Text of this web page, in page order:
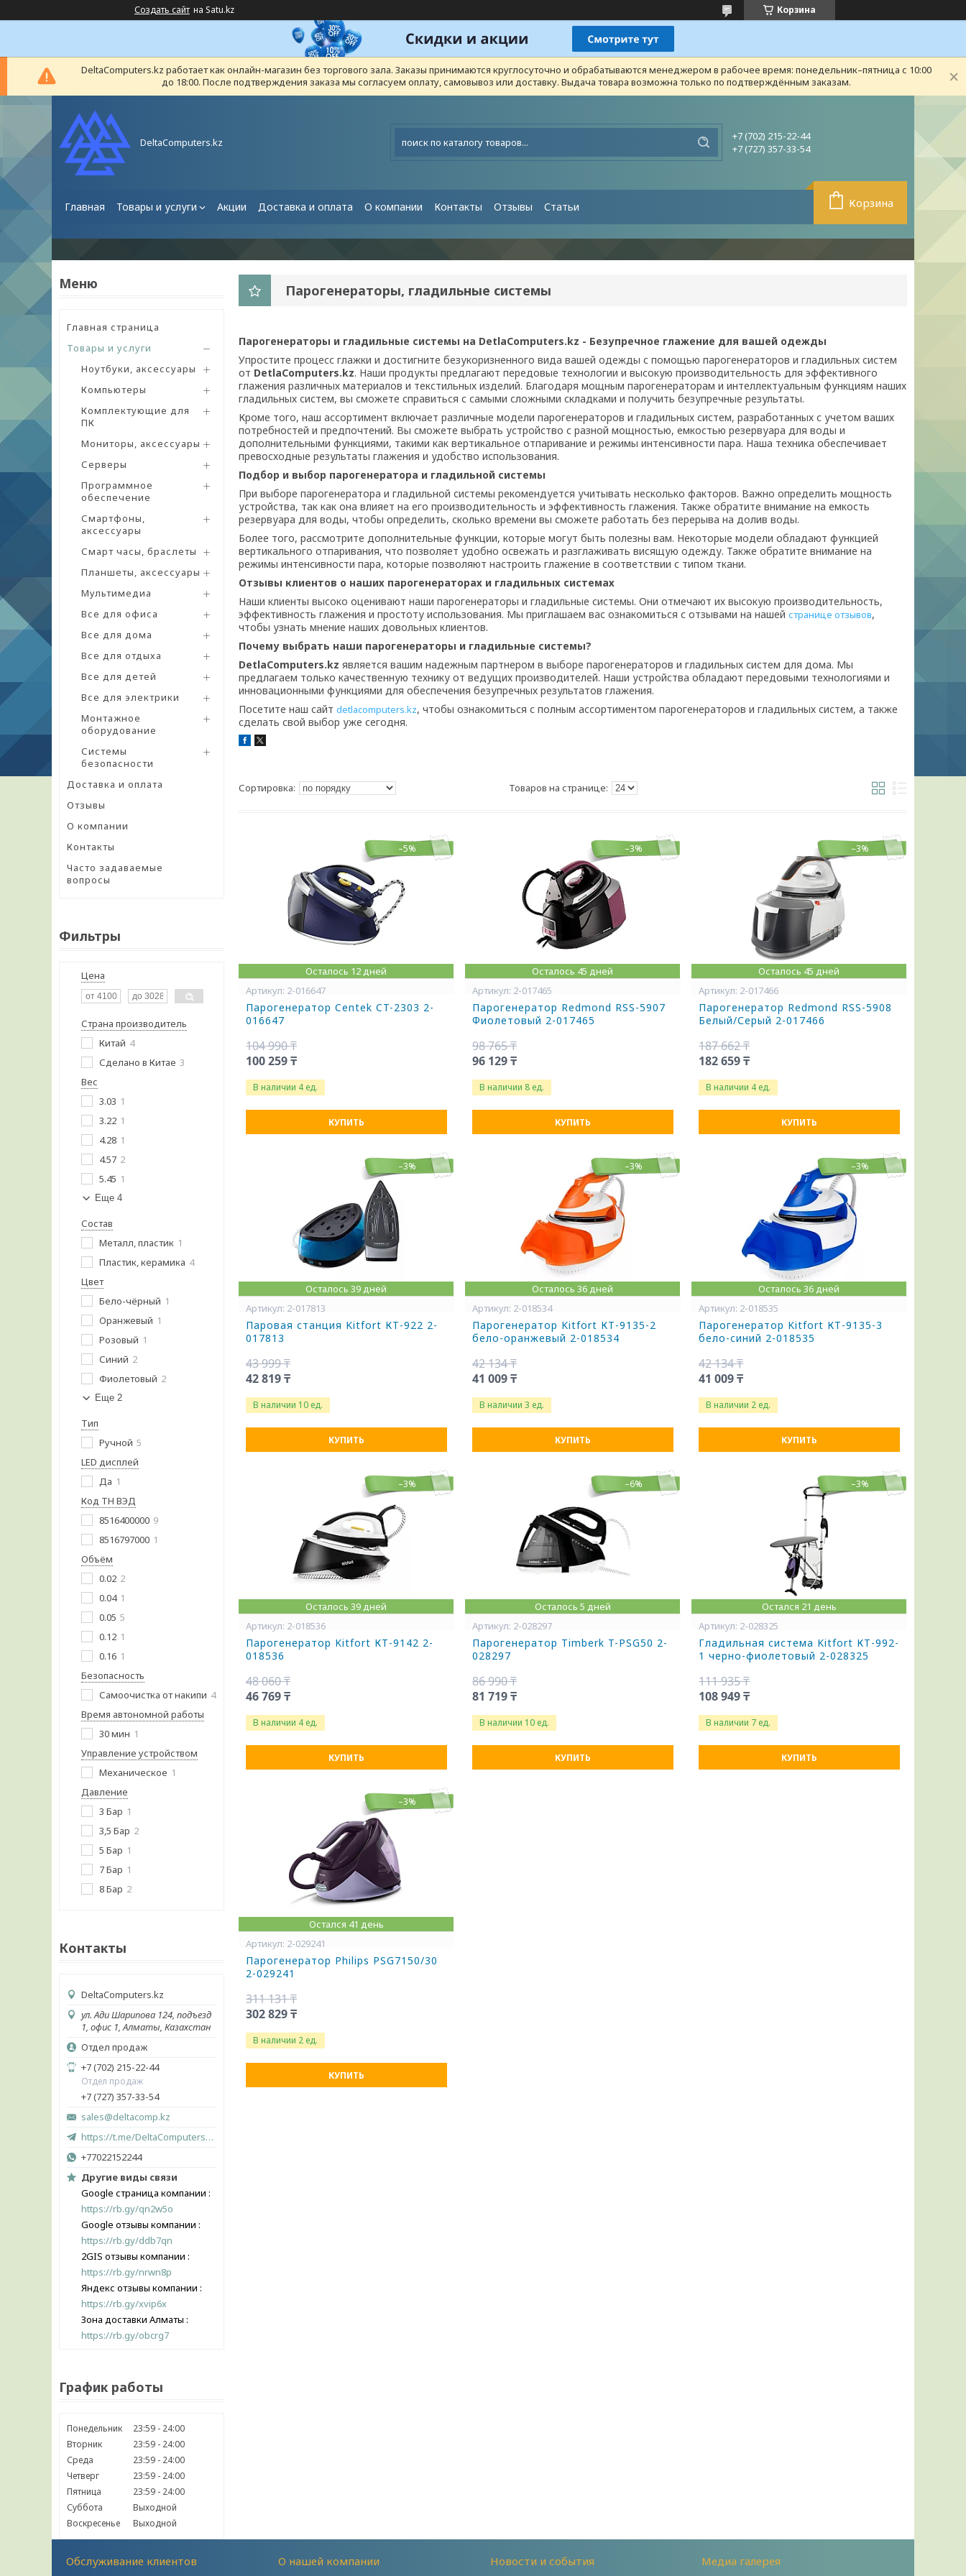
Создать сайт на Satu.kz Корзина
DeltaComputers.kz работает как онлайн-магазин без торгового зала. Заказы принимаются круглосуточно и обрабатываются менеджером в рабочее время: понедельник–пятница с 10:00
до 18:00. После подтверждения заказа мы согласуем оплату, самовывоз или доставку. Выдача товара возможна только по подтверждённым заказам.
DeltaComputers.kz
+7 (702) 215-22-44
+7 (727) 357-33-54
Главная Товары и услуги Акции Доставка и оплата О компании Контакты Отзывы Статьи Корзина
Главная страница
Товары и услуги
Ноутбуки, аксессуары
Компьютеры
Комплектующие для
ПК
Мониторы, аксессуары
Серверы
Программное
обеспечение
Смартфоны,
аксессуары
Смарт часы, браслеты
Планшеты, аксессуары
Мультимедиа
Все для офиса
Все для дома
Все для отдыха
Все для детей
Все для электрики
Монтажное
оборудование
Системы
безопасности
Доставка и оплата
Отзывы
О компании
Контакты
Часто задаваемые
вопросы
Фильтры
Цена
Страна производитель
Китай 4
Сделано в Китае 3
Вес
3.03 1
3.22 1
4.28 1
4.57 2
5.45 1
Еще 4
Состав
Металл, пластик 1
Пластик, керамика 4
Цвет
Бело-чёрный 1
Оранжевый 1
Розовый 1
Синий 2
Фиолетовый 2
Еще 2
Тип
Ручной 5
LED дисплей
Да 1
Код ТН ВЭД
8516400000 9
8516797000 1
Объём
0.02 2
0.04 1
0.05 5
0.12 1
0.16 1
Безопасность
Самоочистка от накипи 4
Время автономной работы
30 мин 1
Управление устройством
Механическое 1
Давление
3 Бар 1
3,5 Бар 2
5 Бар 1
7 Бар 1
8 Бар 2
Контакты
DeltaComputers.kz
ул. Ади Шарипова 124, подъезд
1, офис 1, Алматы, Казахстан
Отдел продаж
+7 (702) 215-22-44
Отдел продаж
+7 (727) 357-33-54
sales@deltacomp.kz
https://t.me/DeltaComputers_kz
+77022152244
Другие виды связи
Google страница компании
https://rb.gy/qn2w5o
Google отзывы компании
https://rb.gy/ddb7qn
2GIS отзывы компании
https://rb.gy/nrwn8p
Яндекс отзывы компании
https://rb.gy/xvip6x
Зона доставки Алматы
https://rb.gy/obcrg7
График работы
Понедельник 23:59
24:00
Вторник
23:59
24:00
Среда
23:59
24:00
Четверг
23:59
24:00
Пятница
23:59
24:00
Суббота
Выходной
Воскресенье
Выходной
Парогенераторы, гладильные системы
Парогенераторы и гладильные системы на DetlaComputers.kz - Безупречное глажение для вашей одежды
Упростите процесс глажки и достигните безукоризненного вида вашей одежды с помощью парогенераторов и гладильных систем
от DetlaComputers.kz. Наши продукты предлагают передовые технологии и высокую производительность для эффективного
глажения различных материалов и текстильных изделий. Благодаря мощным парогенераторам и интеллектуальным функциям наших
гладильных систем, вы сможете справиться с самыми сложными складками и получить безупречные результаты.
Кроме того, наш ассортимент включает различные модели парогенераторов и гладильных систем, разработанных с учетом ваших
потребностей и предпочтений. Вы сможете выбрать устройство с разной мощностью, емкостью резервуара для воды и
дополнительными функциями, такими как вертикальное отпаривание и режимы интенсивности пара. Наша техника обеспечивает
превосходные результаты глажения и удобство использования.
Подбор и выбор парогенератора и гладильной системы
При выборе парогенератора и гладильной системы рекомендуется учитывать несколько факторов. Важно определить мощность
устройства, так как она влияет на его производительность и эффективность глажения. Также обратите внимание на емкость
резервуара для воды, чтобы определить, сколько времени вы сможете работать без перерыва на долив воды.
Более того, рассмотрите дополнительные функции, которые могут быть полезны вам. Некоторые модели обладают функцией
вертикального отпаривания, что позволяет удобно освежать и разглаживать висящую одежду. Также обратите внимание на
режимы интенсивности пара, которые позволяют настроить глажение в соответствии с типом ткани.
Отзывы клиентов о наших парогенераторах и гладильных системах
Наши клиенты высоко оценивают наши парогенераторы и гладильные системы. Они отмечают их высокую производительность,
эффективность глажения и простоту использования. Мы приглашаем вас ознакомиться с отзывами на нашей странице отзывов,
чтобы узнать мнение наших довольных клиентов.
Почему выбрать наши парогенераторы и гладильные системы?
DetlaComputers.kz является вашим надежным партнером в выборе парогенераторов и гладильных систем для дома. Мы
предлагаем только качественную технику от ведущих производителей. Наши устройства обладают передовыми технологиями и
инновационными функциями для обеспечения безупречных результатов глажения.
Посетите наш сайт detlacomputers.kz, чтобы ознакомиться с полным ассортиментом парогенераторов и гладильных систем, а также
сделать свой выбор уже сегодня.
–5%
Осталось 12 дней
2-016647
Парогенератор Centek CT-2303 2-
016647
104 990 ₸
100 259 ₸
В наличии 4 ед.
КУПИТЬ
–3%
Осталось 45 дней
2-017465
Парогенератор Redmond RSS-5907
Фиолетовый 2-017465
98 765 ₸
96 129 ₸
В наличии 8 ед.
КУПИТЬ
–3%
Осталось 45 дней
2-017466
Парогенератор Redmond RSS-5908
Белый/Серый 2-017466
187 662 ₸
182 659 ₸
В наличии 4 ед.
КУПИТЬ
–3%
Осталось 39 дней
2-017813
Паровая станция Kitfort КТ-922 2-
017813
43 999 ₸
42 819 ₸
В наличии 10 ед.
КУПИТЬ
–3%
Осталось 36 дней
2-018534
Парогенератор Kitfort КТ-9135-2
бело-оранжевый 2-018534
42 134 ₸
41 009 ₸
В наличии 3 ед.
КУПИТЬ
–3%
Осталось 36 дней
2-018535
Парогенератор Kitfort КТ-9135-3
бело-синий 2-018535
42 134 ₸
41 009 ₸
В наличии 2 ед.
КУПИТЬ
–3%
Осталось 39 дней
2-018536
Парогенератор Kitfort КТ-9142 2-
018536
48 060 ₸
46 769 ₸
В наличии 4 ед.
КУПИТЬ
–6%
Осталось 5 дней
2-028297
Парогенератор Timberk T-PSG50 2-
028297
86 990 ₸
81 719 ₸
В наличии 10 ед.
КУПИТЬ
–3%
Остался 21 день
2-028325
Гладильная система Kitfort КТ-992-
1 черно-фиолетовый 2-028325
111 935 ₸
108 949 ₸
В наличии 7 ед.
КУПИТЬ
–3%
Остался 41 день
2-029241
Парогенератор Philips PSG7150/30
2-029241
311 131 ₸
302 829 ₸
В наличии 2 ед.
КУПИТЬ
Обслуживание клиентов О нашей компании Новости и события Медиа галерея